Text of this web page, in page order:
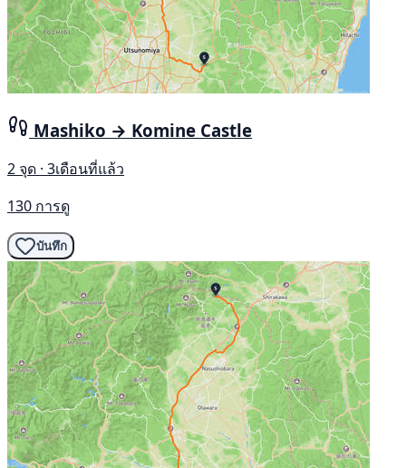
Mashiko → Komine Castle
2 จุด · 3เดือนที่แล้ว
130 การดู
บันทึก